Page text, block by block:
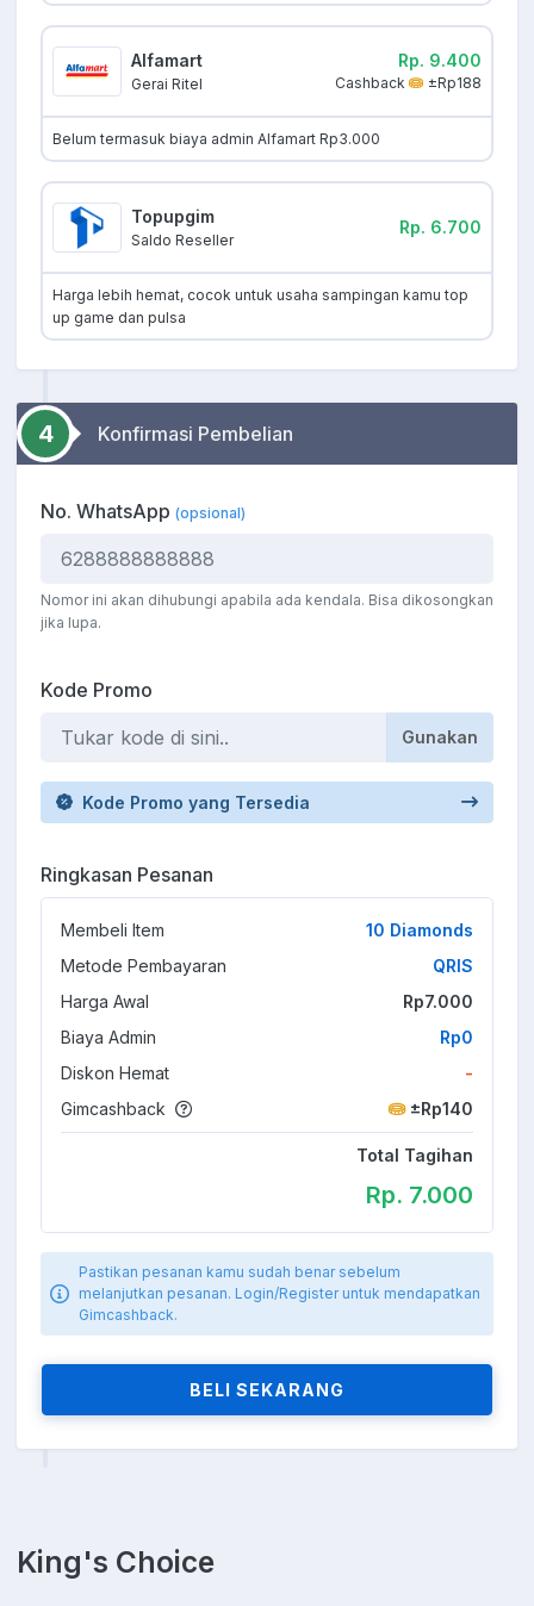
Alfamart
Gerai Ritel
Rp. 9.400
Cashback ±Rp188
Belum termasuk biaya admin Alfamart Rp3.000
Topupgim
Saldo Reseller
Rp. 6.700
Harga lebih hemat, cocok untuk usaha sampingan kamu top
up game dan pulsa
4 Konfirmasi Pembelian
No. WhatsApp (opsional)
Nomor ini akan dihubungi apabila ada kendala. Bisa dikosongkan
jika lupa.
Kode Promo
Gunakan
Kode Promo yang Tersedia
Ringkasan Pesanan
Membeli Item
10 Diamonds
Metode Pembayaran
QRIS
Harga Awal
Rp7.000
Biaya Admin
Rp0
Diskon Hemat
-
Gimcashback
±Rp140
Total Tagihan
Rp. 7.000
Pastikan pesanan kamu sudah benar sebelum
melanjutkan pesanan. Login/Register untuk mendapatkan
Gimcashback.
BELI SEKARANG
King's Choice